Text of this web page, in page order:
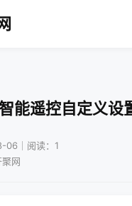
能遥控自定义设
06｜阅读：1
网